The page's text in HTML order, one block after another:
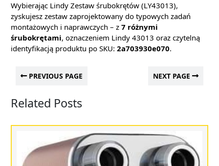
Wybierając Lindy Zestaw śrubokrętów (LY43013),
zyskujesz zestaw zaprojektowany do typowych zadań
montażowych i naprawczych – z 7 różnymi
śrubokrętami, oznaczeniem Lindy 43013 oraz czytelną
identyfikacją produktu po SKU: 2a703930e070.
PREVIOUS PAGE NEXT PAGE
Related Posts